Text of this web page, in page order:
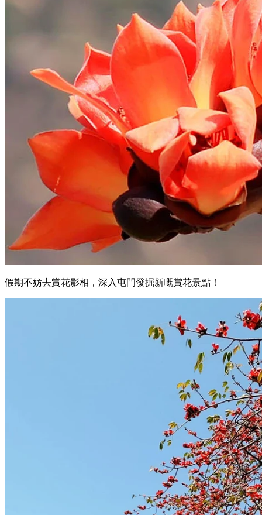
假期不妨去賞花影相，深入屯門發掘新嘅賞花景點！